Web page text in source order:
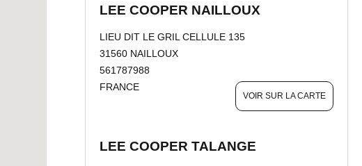
LEE COOPER NAILLOUX
LIEU DIT LE GRIL CELLULE 135
31560 NAILLOUX
561787988
FRANCE
VOIR SUR LA CARTE
LEE COOPER TALANGE